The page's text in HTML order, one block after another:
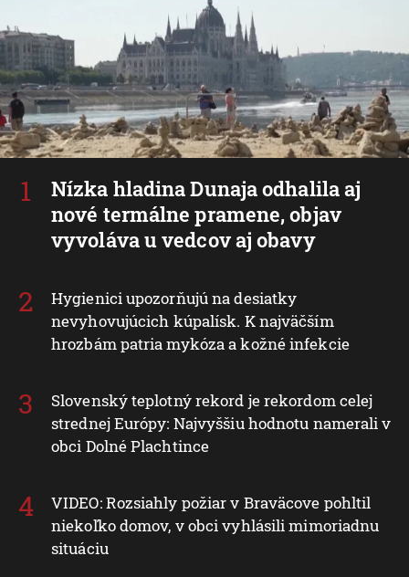
Nízka hladina Dunaja odhalila aj
nové termálne pramene, objav
vyvoláva u vedcov aj obavy
Hygienici upozorňujú na desiatky
nevyhovujúcich kúpalísk. K najväčším
hrozbám patria mykóza a kožné infekcie
Slovenský teplotný rekord je rekordom celej
strednej Európy: Najvyššiu hodnotu namerali v
obci Dolné Plachtince
VIDEO: Rozsiahly požiar v Braväcove pohltil
niekoľko domov, v obci vyhlásili mimoriadnu
situáciu